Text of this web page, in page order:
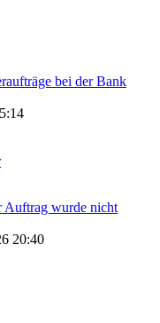
bei der Bank
Auftrag wurde nicht
20:40